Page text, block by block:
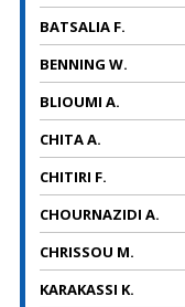
BATSALIA F.
BENNING W.
BLIOUMI A.
CHITA A.
CHITIRI F.
CHOURNAZIDI A.
CHRISSOU M.
KARAKASSI K.